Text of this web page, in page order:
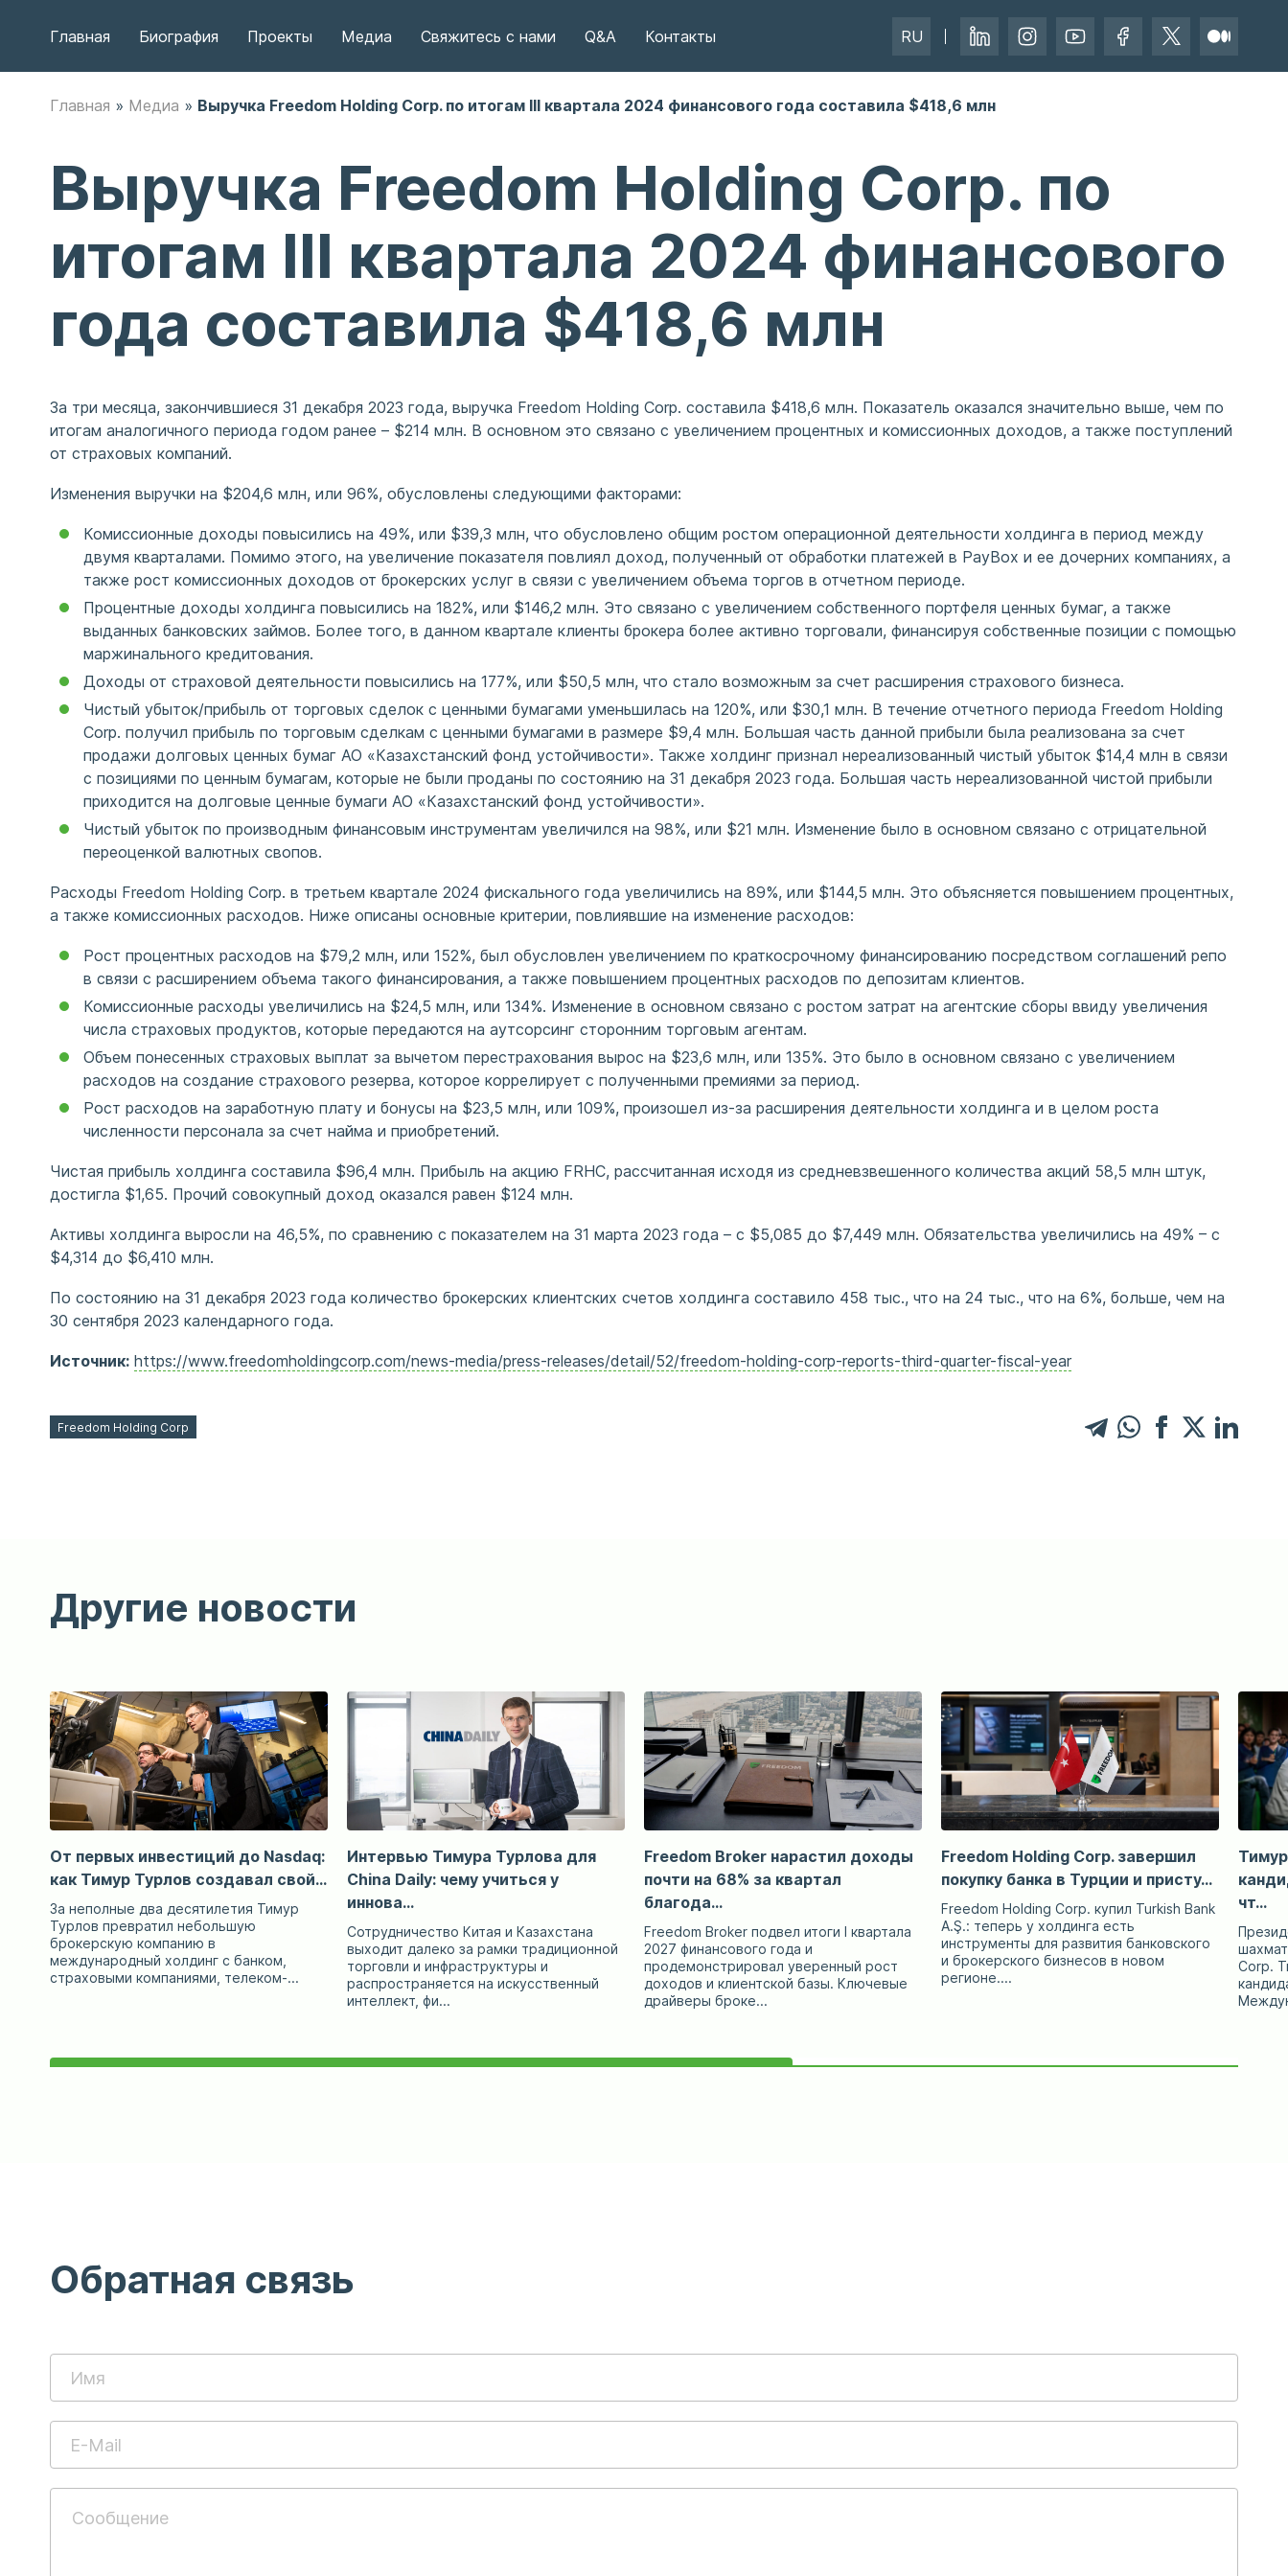
Главная Биография Проекты Медиа Свяжитесь с нами Q&A Контакты RU
Главная » Медиа » Выручка Freedom Holding Corp. по итогам III квартала 2024 финансового года составила $418,6 млн
Выручка Freedom Holding Corp. по
итогам III квартала 2024 финансового
года составила $418,6 млн
За три месяца, закончившиеся 31 декабря 2023 года, выручка Freedom Holding Corp. составила $418,6 млн. Показатель оказался значительно выше, чем по
итогам аналогичного периода годом ранее – $214 млн. В основном это связано с увеличением процентных и комиссионных доходов, а также поступлений
от страховых компаний.
Изменения выручки на $204,6 млн, или 96%, обусловлены следующими факторами:
Комиссионные доходы повысились на 49%, или $39,3 млн, что обусловлено общим ростом операционной деятельности холдинга в период между
двумя кварталами. Помимо этого, на увеличение показателя повлиял доход, полученный от обработки платежей в PayBox и ее дочерних компаниях, а
также рост комиссионных доходов от брокерских услуг в связи с увеличением объема торгов в отчетном периоде.
Процентные доходы холдинга повысились на 182%, или $146,2 млн. Это связано с увеличением собственного портфеля ценных бумаг, а также
выданных банковских займов. Более того, в данном квартале клиенты брокера более активно торговали, финансируя собственные позиции с помощью
маржинального кредитования.
Доходы от страховой деятельности повысились на 177%, или $50,5 млн, что стало возможным за счет расширения страхового бизнеса.
Чистый убыток/прибыль от торговых сделок с ценными бумагами уменьшилась на 120%, или $30,1 млн. В течение отчетного периода Freedom Holding
Corp. получил прибыль по торговым сделкам с ценными бумагами в размере $9,4 млн. Большая часть данной прибыли была реализована за счет
продажи долговых ценных бумаг АО «Казахстанский фонд устойчивости». Также холдинг признал нереализованный чистый убыток $14,4 млн в связи
с позициями по ценным бумагам, которые не были проданы по состоянию на 31 декабря 2023 года. Большая часть нереализованной чистой прибыли
приходится на долговые ценные бумаги АО «Казахстанский фонд устойчивости».
Чистый убыток по производным финансовым инструментам увеличился на 98%, или $21 млн. Изменение было в основном связано с отрицательной
переоценкой валютных свопов.
Расходы Freedom Holding Corp. в третьем квартале 2024 фискального года увеличились на 89%, или $144,5 млн. Это объясняется повышением процентных,
а также комиссионных расходов. Ниже описаны основные критерии, повлиявшие на изменение расходов:
Рост процентных расходов на $79,2 млн, или 152%, был обусловлен увеличением по краткосрочному финансированию посредством соглашений репо
в связи с расширением объема такого финансирования, а также повышением процентных расходов по депозитам клиентов.
Комиссионные расходы увеличились на $24,5 млн, или 134%. Изменение в основном связано с ростом затрат на агентские сборы ввиду увеличения
числа страховых продуктов, которые передаются на аутсорсинг сторонним торговым агентам.
Объем понесенных страховых выплат за вычетом перестрахования вырос на $23,6 млн, или 135%. Это было в основном связано с увеличением
расходов на создание страхового резерва, которое коррелирует с полученными премиями за период.
Рост расходов на заработную плату и бонусы на $23,5 млн, или 109%, произошел из-за расширения деятельности холдинга и в целом роста
численности персонала за счет найма и приобретений.
Чистая прибыль холдинга составила $96,4 млн. Прибыль на акцию FRHC, рассчитанная исходя из средневзвешенного количества акций 58,5 млн штук,
достигла $1,65. Прочий совокупный доход оказался равен $124 млн.
Активы холдинга выросли на 46,5%, по сравнению с показателем на 31 марта 2023 года – c $5,085 до $7,449 млн. Обязательства увеличились на 49% – c
$4,314 до $6,410 млн.
По состоянию на 31 декабря 2023 года количество брокерских клиентских счетов холдинга составило 458 тыс., что на 24 тыс., что на 6%, больше, чем на
30 сентября 2023 календарного года.
Источник: https://www.freedomholdingcorp.com/news-media/press-releases/detail/52/freedom-holding-corp-reports-third-quarter-fiscal-year
Freedom Holding Corp
Другие новости
От первых инвестиций до Nasdaq:
как Тимур Турлов создавал свой...
За неполные два десятилетия Тимур
Турлов превратил небольшую
брокерскую компанию в
международный холдинг с банком,
страховыми компаниями, телеком-...
Интервью Тимура Турлова для
China Daily: чему учиться у
иннова...
Сотрудничество Китая и Казахстана
выходит далеко за рамки традиционной
торговли и инфраструктуры и
распространяется на искусственный
интеллект, фи...
Freedom Broker нарастил доходы
почти на 68% за квартал
благода...
Freedom Broker подвел итоги I квартала
2027 финансового года и
продемонстрировал уверенный рост
доходов и клиентской базы. Ключевые
драйверы броке...
Freedom Holding Corp. завершил
покупку банка в Турции и присту...
Freedom Holding Corp. купил Turkish Bank
A.Ş.: теперь у холдинга есть
инструменты для развития банковского
и брокерского бизнесов в новом
регионе....
чт...
Corp.
Обратная связь